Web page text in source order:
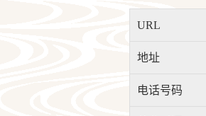
URL
地址
电话号码